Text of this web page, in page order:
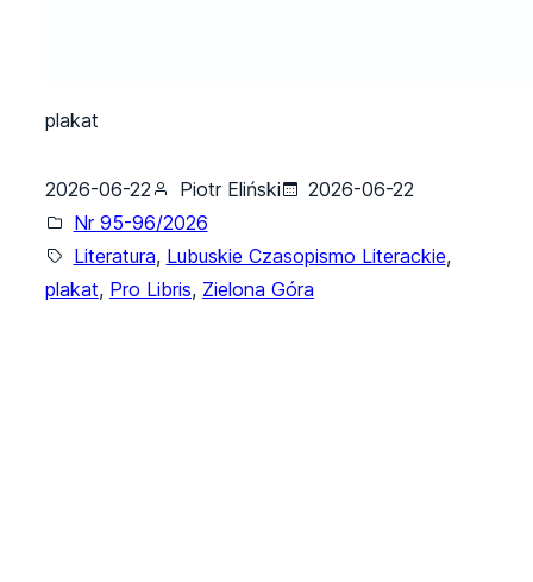
plakat
2026-06-22 Piotr Eliński
2026-06-22
Nr 95-96/2026
Literatura, Lubuskie Czasopismo Literackie,
plakat, Pro Libris, Zielona Góra